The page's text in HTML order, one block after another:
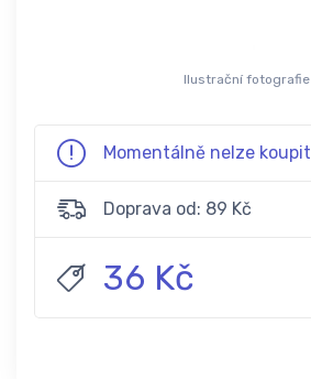
Ilustrační fotografie
Momentálně nelze koupit
Doprava od: 89 Kč
36 Kč